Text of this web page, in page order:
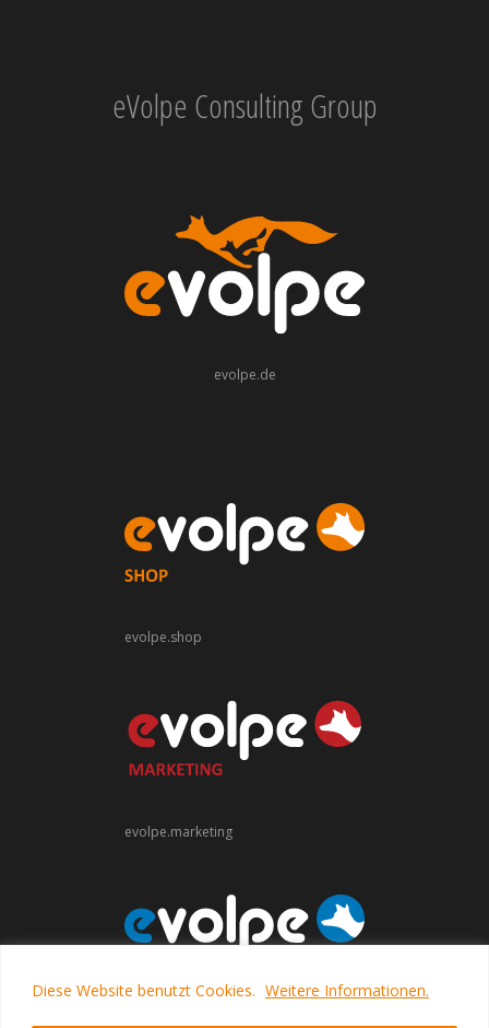
Diese Website benutzt Cookies. Weitere Informationen.
eVolpe Consulting Group
evolpe.de
evolpe.shop
evolpe.marketing